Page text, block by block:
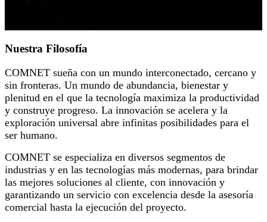
Nuestra Filosofía
COMNET sueña con un mundo interconectado, cercano y
sin fronteras. Un mundo de abundancia, bienestar y
plenitud en el que la tecnología maximiza la productividad
y construye progreso. La innovación se acelera y la
exploración universal abre infinitas posibilidades para el
ser humano.
COMNET se especializa en diversos segmentos de
industrias y en las tecnologías más modernas, para brindar
las mejores soluciones al cliente, con innovación y
garantizando un servicio con excelencia desde la asesoría
comercial hasta la ejecución del proyecto.